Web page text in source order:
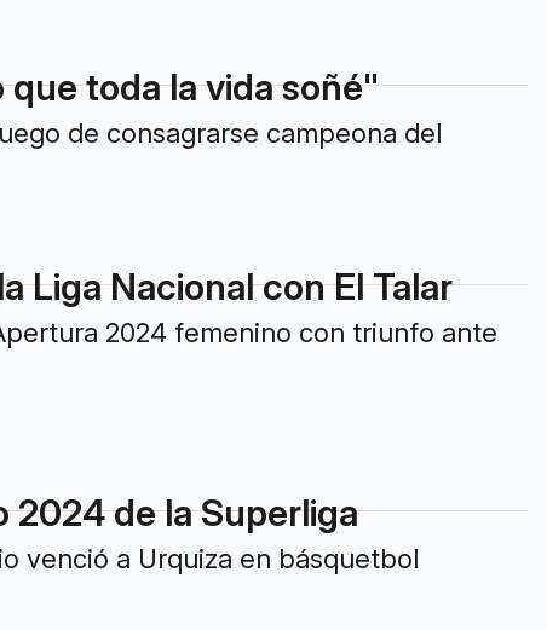
toda la vida soñé"
de consagrarse campeona del
Liga Nacional con El Talar
2024 femenino con triunfo ante
2024 de la Superliga
venció a Urquiza en básquetbol